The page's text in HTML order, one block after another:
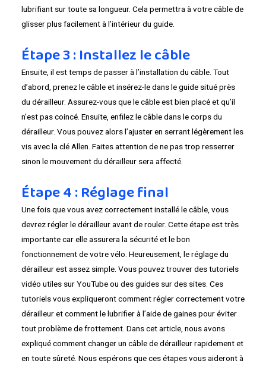
lubrifiant sur toute sa longueur. Cela permettra à votre câble de
glisser plus facilement à l’intérieur du guide.
Étape 3 : Installez le câble
Ensuite, il est temps de passer à l’installation du câble. Tout
d’abord, prenez le câble et insérez-le dans le guide situé près
du dérailleur. Assurez-vous que le câble est bien placé et qu’il
n’est pas coincé. Ensuite, enfilez le câble dans le corps du
dérailleur. Vous pouvez alors l’ajuster en serrant légèrement les
vis avec la clé Allen. Faites attention de ne pas trop resserrer
sinon le mouvement du dérailleur sera affecté.
Étape 4 : Réglage final
Une fois que vous avez correctement installé le câble, vous
devrez régler le dérailleur avant de rouler. Cette étape est très
importante car elle assurera la sécurité et le bon
fonctionnement de votre vélo. Heureusement, le réglage du
dérailleur est assez simple. Vous pouvez trouver des tutoriels
vidéo utiles sur YouTube ou des guides sur des sites. Ces
tutoriels vous expliqueront comment régler correctement votre
dérailleur et comment le lubrifier à l’aide de gaines pour éviter
tout problème de frottement. Dans cet article, nous avons
expliqué comment changer un câble de dérailleur rapidement et
en toute sûreté. Nous espérons que ces étapes vous aideront à